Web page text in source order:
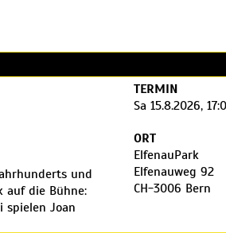
und
auf die Bühne:
spielen Joan
Schmelzer,
TERMIN
Sa 15.8.2026,
ORT
ElfenauPark
Elfenauweg 92
CH-3006 Bern